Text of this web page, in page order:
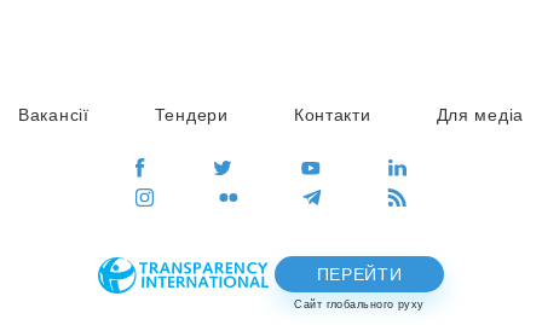
Вакансії Тендери Контакти Для медіа
ПЕРЕЙТИ
Сайт глобального руху